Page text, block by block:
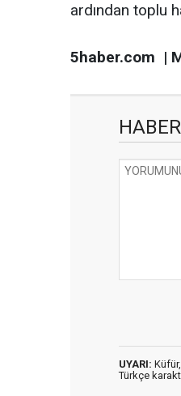
ardından toplu
5haber.com |
UYARI:
Türkçe